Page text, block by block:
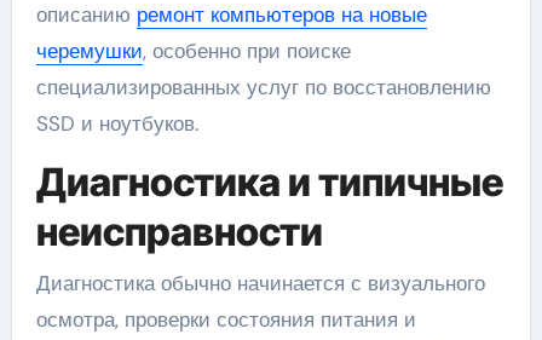
описанию ремонт компьютеров на новые
черемушки, особенно при поиске
специализированных услуг по восстановлению
SSD и ноутбуков.
Диагностика и типичные
неисправности
Диагностика обычно начинается с визуального
осмотра, проверки состояния питания и